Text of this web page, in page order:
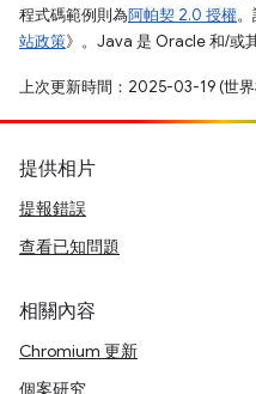
程式碼範例則為阿帕契 2.0 授權
站政策》。Java 是 Oracle 和/或
上次更新時間：2025-03-19 (世界
提供相片
提報錯誤
查看已知問題
相關內容
Chromium 更新
個案研究